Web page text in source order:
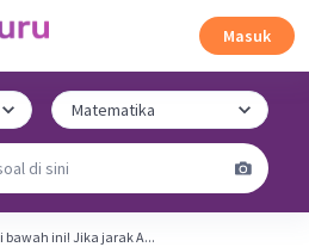
Masuk
Perhatikan gambar di bawah ini! Jika jarak A...